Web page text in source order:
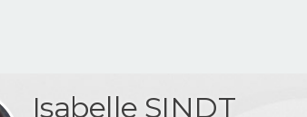
Isabelle SINDT